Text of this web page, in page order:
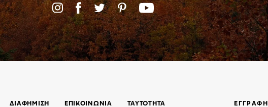
ΔΙΑΦΗΜΙΣΗ ΕΠΙΚΟΙΝΩΝΊΑ ΤΑΥΤΟΤΗΤΑ ΕΓΓΡΑΦΉ